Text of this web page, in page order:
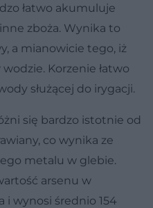
łatwo akumuluje
zboża. Wynika to
a mianowicie tego, iż
wodzie. Korzenie łatwo
służącej do irygacji.
się bardzo istotnie od
co wynika ze
metalu w glebie.
arsenu w
i wynosi średnio 154